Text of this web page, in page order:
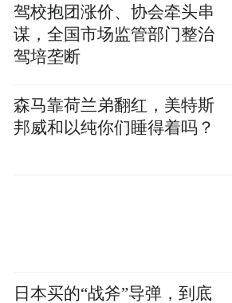
驾校抱团涨价、协会牵头串
谋，全国市场监管部门整治
驾培垄断
森马靠荷兰弟翻红，美特斯
邦威和以纯你们睡得着吗？
日本买的“战斧”导弹，到底